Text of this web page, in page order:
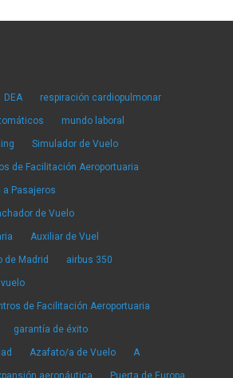
DEA respiración cardiopulmonar
mundo laboral
Simulador de Vuelo
de Facilitación Aeroportuaria
a Pasajeros
de Vuelo
Auxiliar de Vuel
de Madrid airbus 350
de Facilitación Aeroportuaria
garantía de éxito
Azafato/a de Vuelo A
aeronáutica Puerta de Europa